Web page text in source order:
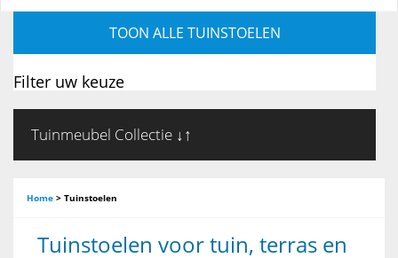
TOON ALLE TUINSTOELEN
Filter uw keuze
Tuinmeubel Collectie ↓↑
Home > Tuinstoelen
Tuinstoelen voor tuin, terras en